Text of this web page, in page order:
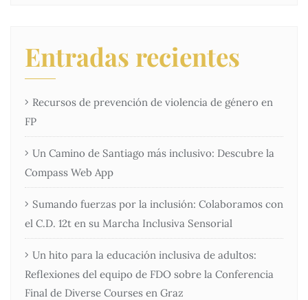
Entradas recientes
Recursos de prevención de violencia de género en
FP
Un Camino de Santiago más inclusivo: Descubre la
Compass Web App
Sumando fuerzas por la inclusión: Colaboramos con
el C.D. 12t en su Marcha Inclusiva Sensorial
Un hito para la educación inclusiva de adultos:
Reflexiones del equipo de FDO sobre la Conferencia
Final de Diverse Courses en Graz